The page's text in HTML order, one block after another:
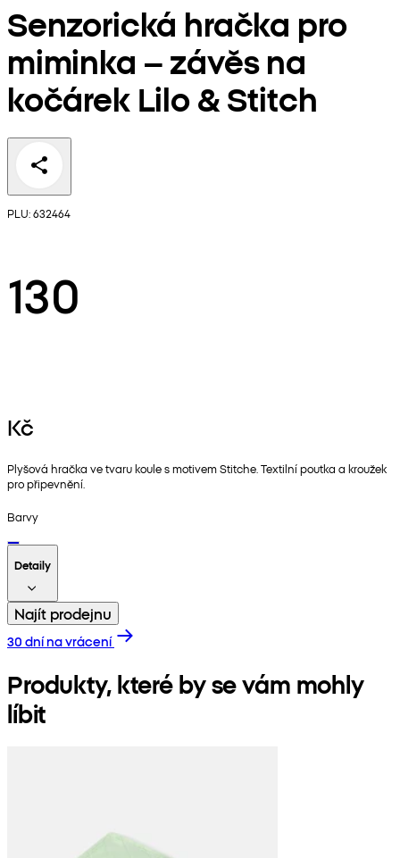
Senzorická hračka pro
miminka – závěs na
kočárek Lilo & Stitch
PLU: 632464
130
Kč
Plyšová hračka ve tvaru koule s motivem Stitche. Textilní poutka a kroužek
pro připevnění.
Barvy
Detaily
Najít prodejnu
30 dní na vrácení
Produkty, které by se vám mohly
líbit